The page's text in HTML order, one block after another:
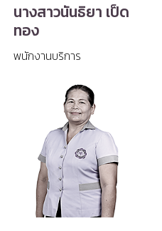
นางสาวนันธิยา เป็ด
ทอง
พนักงานบริการ